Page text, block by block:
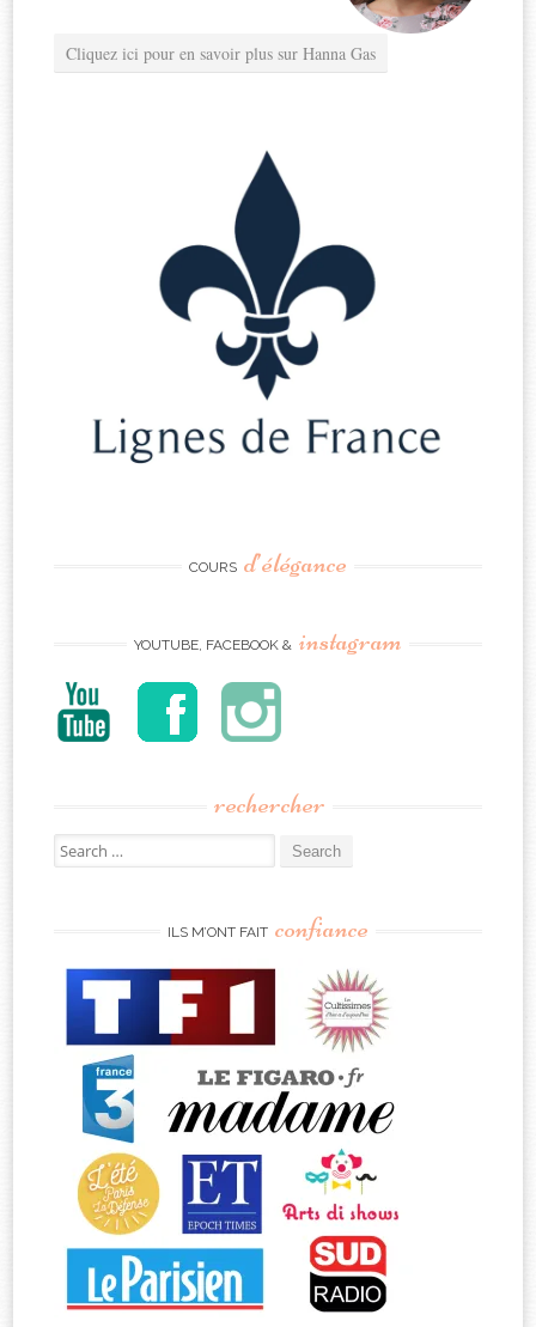
Cliquez ici pour en savoir plus sur Hanna Gas
COURS d’élégance
YOUTUBE, FACEBOOK & instagram
rechercher
Search
for:
ILS M’ONT FAIT confiance